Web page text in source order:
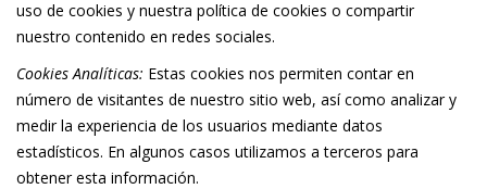
uso de cookies y nuestra política de cookies o compartir
nuestro contenido en redes sociales.
Cookies Analíticas: Estas cookies nos permiten contar en
número de visitantes de nuestro sitio web, así como analizar y
medir la experiencia de los usuarios mediante datos
estadísticos. En algunos casos utilizamos a terceros para
obtener esta información.